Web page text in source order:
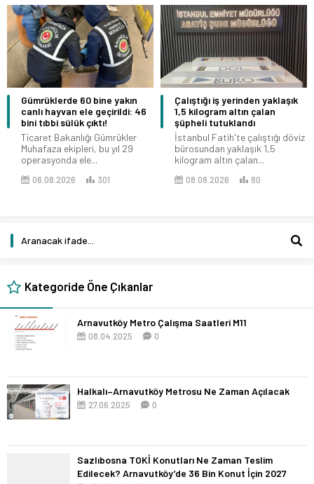
Gümrüklerde 60 bine yakın
canlı hayvan ele geçirildi: 46
bini tıbbi sülük çıktı!
Ticaret Bakanlığı Gümrükler
Muhafaza ekipleri, bu yıl 29
operasyonda ele...
06.08.2026 301
Çalıştığı iş yerinden yaklaşık
1,5 kilogram altın çalan
şüpheli tutuklandı
İstanbul Fatih'te çalıştığı döviz
bürosundan yaklaşık 1,5
kilogram altın çalan...
08.08.2026 80
Kategoride Öne Çıkanlar
Arnavutköy Metro Çalışma Saatleri M11
08.04.2025 0
Halkalı–Arnavutköy Metrosu Ne Zaman Açılacak
27.06.2025 0
Sazlıbosna TOKİ Konutları Ne Zaman Teslim
Edilecek? Arnavutköy’de 36 Bin Konut İçin 2027